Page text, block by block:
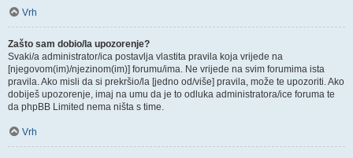
Vrh
Zašto sam dobio/la upozorenje?
Svaki/a administrator/ica postavlja vlastita pravila koja vrijede na
[njegovom(im)/njezinom(im)] forumu/ima. Ne vrijede na svim forumima ista
pravila. Ako misli da si prekršio/la [jedno od/više] pravila, može te upozoriti. Ako
dobiješ upozorenje, imaj na umu da je to odluka administratora/ice foruma te
da phpBB Limited nema ništa s time.
Vrh